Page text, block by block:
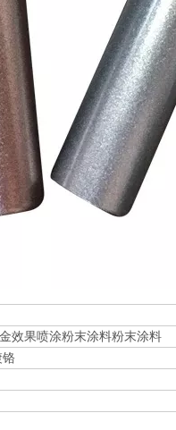
效果喷涂粉末涂料粉末涂料
铬